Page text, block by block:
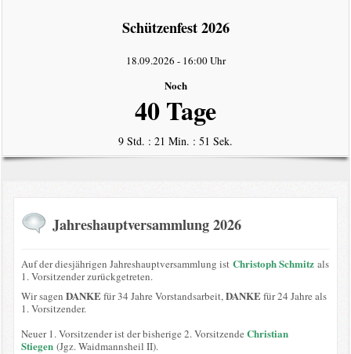
Schützenfest 2026
18.09.2026 - 16:00 Uhr
Noch
40 Tage
9 Std. : 21 Min. : 51 Sek.
Jahreshauptversammlung 2026
Auf der diesjährigen Jahreshauptversammlung ist Christoph Schmitzals
1. Vorsitzender zurückgetreten.
Wir sagen DANKEfür 34 Jahre Vorstandsarbeit,DANKEfür 24 Jahre als
1. Vorsitzender.
Neuer 1. Vorsitzender ist der bisherige 2. Vorsitzende Christian
Stiegen (Jgz. Waidmannsheil II).